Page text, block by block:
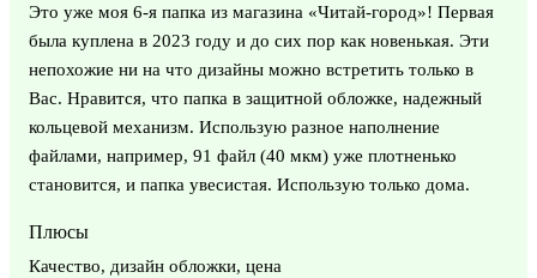
Это уже моя 6-я папка из магазина «Читай-город»! Первая
была куплена в 2023 году и до сих пор как новенькая. Эти
непохожие ни на что дизайны можно встретить только в
Вас. Нравится, что папка в защитной обложке, надежный
кольцевой механизм. Использую разное наполнение
файлами, например, 91 файл (40 мкм) уже плотненько
становится, и папка увесистая. Использую только дома.
Плюсы
Качество, дизайн обложки, цена